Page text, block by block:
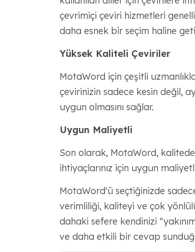
çevrimiçi çeviri hizmetleri
daha esnek bir seçim haline
Yüksek Kaliteli Çeviriler
MotaWord için çeşitli
çevirinizin sadece kesin değil,
uygun olmasını sağlar.
Uygun Maliyetli
Son olarak, MotaWord,
ihtiyaçlarınız için uygun
MotaWord'ü seçtiğinizde
verimliliği, kaliteyi ve çok
dahaki sefere kendinizi
ve daha etkili bir cevap